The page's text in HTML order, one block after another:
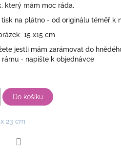
který mám moc ráda.
na plátno - od originálu téměř k
15 x15 cm
jestli mám zarámovat do
rámu - napište k objednávce
Do košíku
23 cm